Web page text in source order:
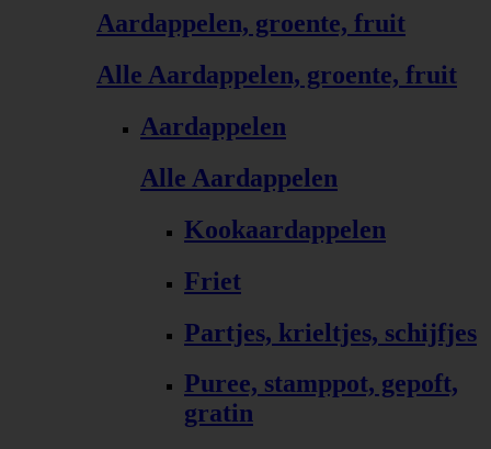
Aardappelen, groente, fruit
Alle Aardappelen, groente, fruit
Aardappelen
Alle Aardappelen
Kookaardappelen
Friet
Partjes, krieltjes, schijfjes
Puree, stamppot, gepoft,
gratin